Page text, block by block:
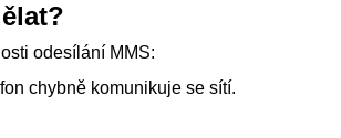
odesílání MMS:
chybně komunikuje se sítí.